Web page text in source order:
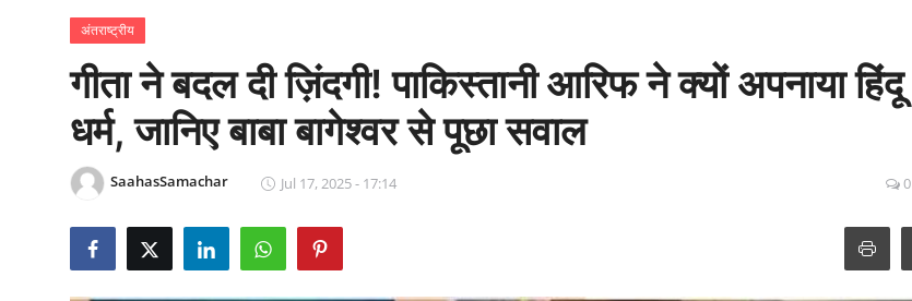
अंतराष्ट्रीय
गीता ने बदल दी ज़िंदगी! पाकिस्तानी आरिफ ने क्यों अपनाया हिंदू
धर्म, जानिए बाबा बागेश्वर से पूछा सवाल
SaahasSamachar Jul 17, 2025 - 17:14 0